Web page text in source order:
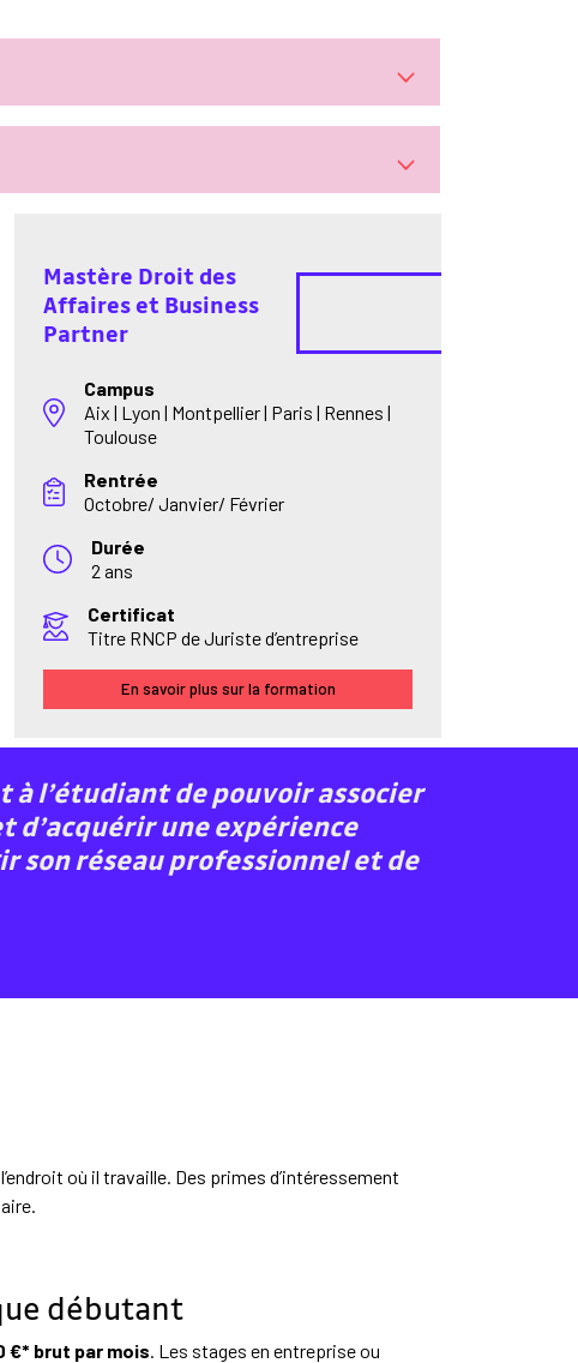
Mastère Droit des
Affaires et Business
Partner
Campus
Aix | Lyon | Montpellier | Paris | Rennes |
Toulouse
Rentrée
Octobre/ Janvier/ Février
Durée
2 ans
Certificat
Titre RNCP de Juriste d’entreprise
En savoir plus sur la formation
l’étudiant de pouvoir associer
une expérience
son réseau professionnel et de
où il travaille. Des primes d’intéressement
débutant
€* brut par mois. Les stages en entreprise ou